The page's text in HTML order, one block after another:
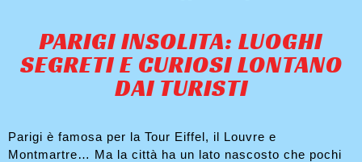
PARIGI INSOLITA: LUOGHI
SEGRETI E CURIOSI LONTANO
DAI TURISTI
Parigi è famosa per la Tour Eiffel, il Louvre e
Montmartre… Ma la città ha un lato nascosto che pochi